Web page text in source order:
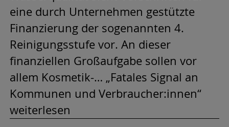
eine durch Unternehmen gestützte
Finanzierung der sogenannten 4.
Reinigungsstufe vor. An dieser
finanziellen Großaufgabe sollen vor
allem Kosmetik-… „Fatales Signal an
Kommunen und Verbraucher:innen“
weiterlesen